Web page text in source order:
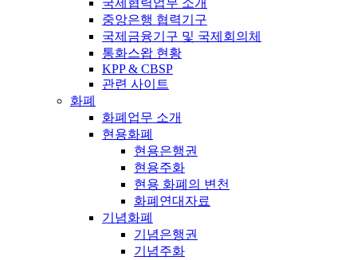
국제협력업무 소개
중앙은행 협력기구
국제금융기구 및 국제회의체
통화스왑 현황
KPP & CBSP
관련 사이트
화폐
화폐업무 소개
현용화폐
현용은행권
현용주화
현용 화폐의 변천
화폐연대자료
기념화폐
기념은행권
기념주화